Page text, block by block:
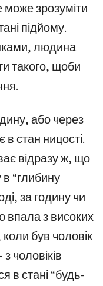
може зрозуміти
підйому.
людина
такого, щоби
або через
стан ницості.
відразу ж, що
в “глибину
за годину чи
впала з високих
коли був чоловік
чоловіків
в стані “будь-